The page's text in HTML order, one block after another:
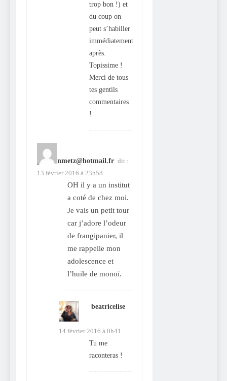
trop bon !) et
du coup on
peut s’habiller
immédiatement
après.
Topissime !
Merci de tous
tes gentils
commentaires
!
patsteinmetz@hotmail.fr dit :
13 février 2016 à 23h58
OH il y a un institut
a coté de chez moi.
Je vais un petit tour
car j’adore l’odeur
de frangipanier, il
me rappelle mon
adolescence et
l’huile de monoï.
beatricelise
dit :
14 février 2016 à 0h41
Tu me
raconteras !